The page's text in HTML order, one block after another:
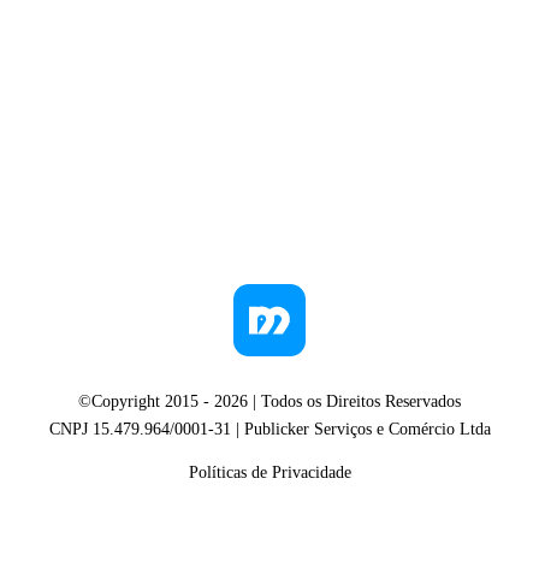
©Copyright 2015 - 2026 | Todos os Direitos Reservados
CNPJ 15.479.964/0001-31 | Publicker Serviços e Comércio Ltda
Políticas de Privacidade